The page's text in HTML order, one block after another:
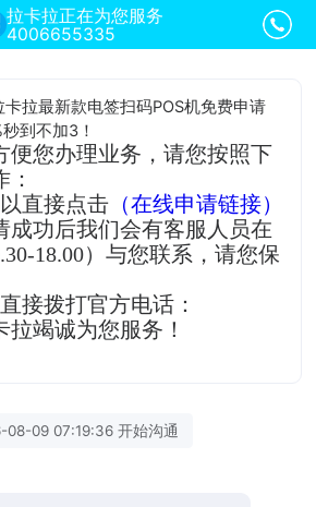
拉卡拉正在为您服务
4006655335
拉最新款电签扫码POS机免费申请
到不加3！
便您办理业务，请您按照下
直接点击 （在线申请链接）
成功后我们会有客服人员在
18.00）与您联系，请您保
接拨打官方电话：
拉竭诚为您服务！
08-09 07:19:36 开始沟通